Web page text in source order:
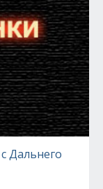
Дальнего